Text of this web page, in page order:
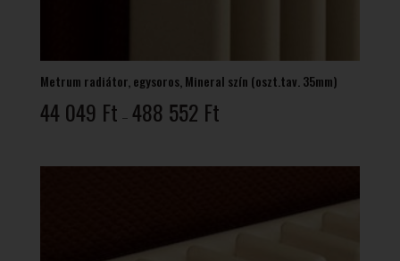
Metrum radiátor, egysoros, Mineral szín (oszt.tav. 35mm)
44 049 Ft – 488 552 Ft44
-